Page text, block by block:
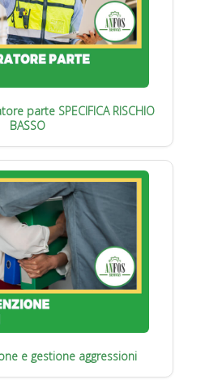
parte SPECIFICA RISCHIO
BASSO
e gestione aggressioni